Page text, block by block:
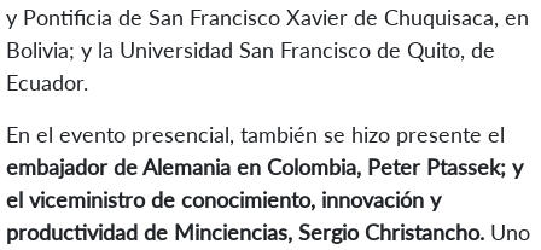
y Pontificia de San Francisco Xavier de Chuquisaca, en
Bolivia; y la Universidad San Francisco de Quito, de
Ecuador.
En el evento presencial, también se hizo presente el
embajador de Alemania en Colombia, Peter Ptassek; y
el viceministro de conocimiento, innovación y
productividad de Minciencias, Sergio Christancho. Uno